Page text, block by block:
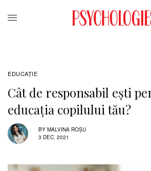
EDUCAŢIE
Cât de responsabil ești
educația copilului tău?
BY MALVINA ROȘU
3 DEC. 2021